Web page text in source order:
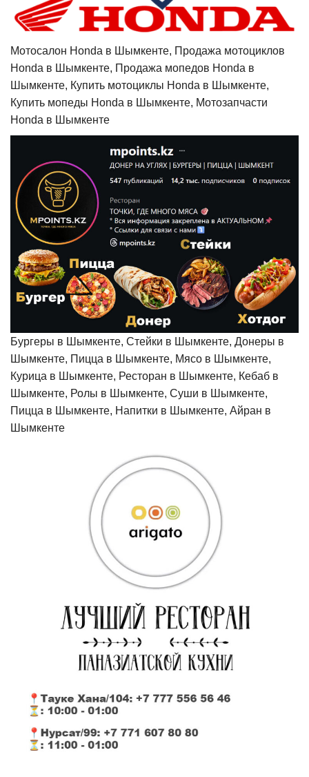
Мотосалон Honda в Шымкенте, Продажа мотоциклов
Honda в Шымкенте, Продажа мопедов Honda в
Шымкенте, Купить мотоциклы Honda в Шымкенте,
Купить мопеды Honda в Шымкенте, Мотозапчасти
Honda в Шымкенте
Бургеры в Шымкенте, Стейки в Шымкенте, Донеры в
Шымкенте, Пицца в Шымкенте, Мясо в Шымкенте,
Курица в Шымкенте, Ресторан в Шымкенте, Кебаб в
Шымкенте, Ролы в Шымкенте, Суши в Шымкенте,
Пицца в Шымкенте, Напитки в Шымкенте, Айран в
Шымкенте